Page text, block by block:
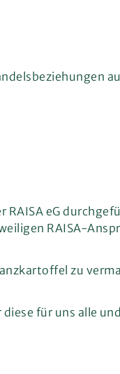
eG
RAISA-
zu
für uns alle